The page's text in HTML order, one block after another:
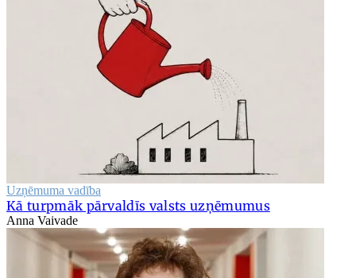
Uzņēmuma vadība
Kā turpmāk pārvaldīs valsts uzņēmumus
Anna Vaivade